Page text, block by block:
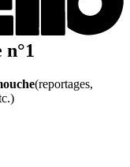
(reportages,